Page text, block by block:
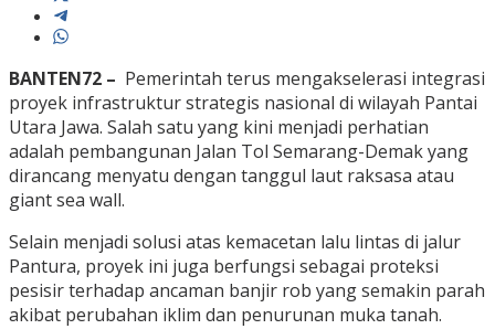
BANTEN72 – Pemerintah terus mengakselerasi integrasi
proyek infrastruktur strategis nasional di wilayah Pantai
Utara Jawa. Salah satu yang kini menjadi perhatian
adalah pembangunan Jalan Tol Semarang-Demak yang
dirancang menyatu dengan tanggul laut raksasa atau
giant sea wall.
Selain menjadi solusi atas kemacetan lalu lintas di jalur
Pantura, proyek ini juga berfungsi sebagai proteksi
pesisir terhadap ancaman banjir rob yang semakin parah
akibat perubahan iklim dan penurunan muka tanah.